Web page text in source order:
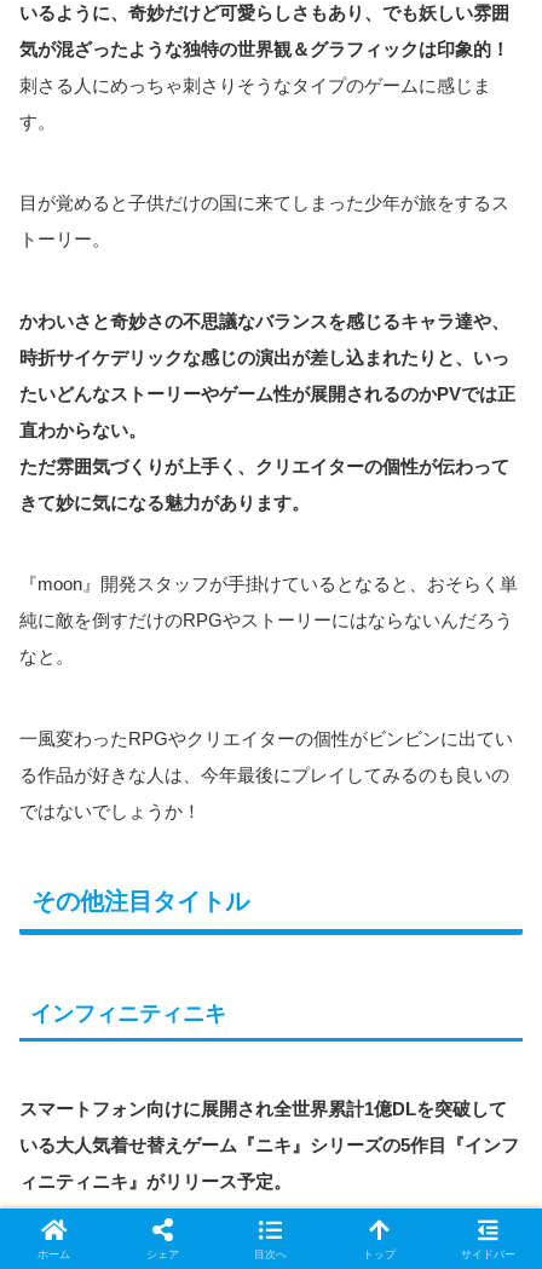
いるように、奇妙だけど可愛らしさもあり、でも妖しい雰囲
気が混ざったような独特の世界観＆グラフィックは印象的！
刺さる人にめっちゃ刺さりそうなタイプのゲームに感じま
す。
目が覚めると子供だけの国に来てしまった少年が旅をするス
トーリー。
かわいさと奇妙さの不思議なバランスを感じるキャラ達や、
時折サイケデリックな感じの演出が差し込まれたりと、いっ
たいどんなストーリーやゲーム性が展開されるのかPVでは正
直わからない。
ただ雰囲気づくりが上手く、クリエイターの個性が伝わって
きて妙に気になる魅力があります。
『moon』開発スタッフが手掛けているとなると、おそらく単
純に敵を倒すだけのRPGやストーリーにはならないんだろう
なと。
一風変わったRPGやクリエイターの個性がビンビンに出てい
る作品が好きな人は、今年最後にプレイしてみるのも良いの
ではないでしょうか！
その他注目タイトル
インフィニティニキ
スマートフォン向けに展開され全世界累計1億DLを突破して
いる大人気着せ替えゲーム『ニキ』シリーズの5作目『インフ
ィニティニキ』がリリース予定。
基本プレイ無料タイトルです。
ホーム シェア 目次へ トップ サイドバー